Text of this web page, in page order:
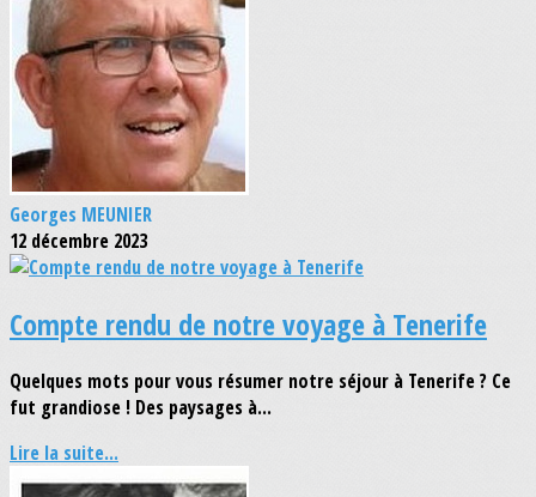
Georges MEUNIER
12 décembre 2023
Compte rendu de notre voyage à Tenerife
Quelques mots pour vous résumer notre séjour à Tenerife ? Ce
fut grandiose ! Des paysages à...
Lire la suite...